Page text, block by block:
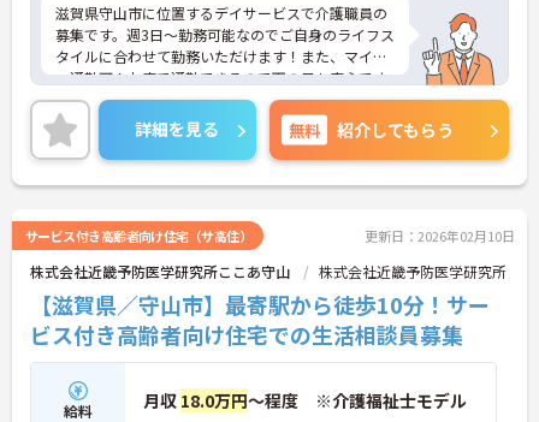
滋賀県守山市に位置するデイサービスで介護職員の
募集です。週3日～勤務可能なのでご自身のライフス
タイルに合わせて勤務いただけます！また、マイカ
ー通勤可！お車で通勤できるので雨の日も安心です
♪ご興味のある方はご面接のポイントお伝えします
のでご気軽にお問い合わせください。
詳細を見る 無料 紹介してもらう
サービス付き高齢者向け住宅（サ高住） 更新日：2026年02月10日
株式会社近畿予防医学研究所ここあ守山 株式会社近畿予防医学研究所
【滋賀県／守山市】最寄駅から徒歩10分！サー
ビス付き高齢者向け住宅での生活相談員募集
給料 月収 18.0万円～程度 ※介護福祉士モデル